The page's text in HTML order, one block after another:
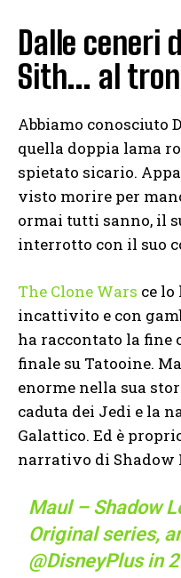
Dalle ceneri
Sith… al
Abbiamo conosciuto
quella doppia lama
spietato sicario.
visto morire per
ormai tutti sanno, il
interrotto con il suo
The Clone Wars ce
incattivito e con
ha raccontato la fine
finale su Tatooine.
enorme nella sua
caduta dei Jedi e la
Galattico. Ed è
narrativo di Shadow
Maul – Shadow
Original series,
@DisneyPlusin